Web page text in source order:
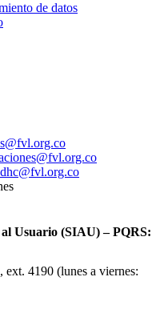
de datos
Usuario (SIAU) – PQRS:
4190 (lunes a viernes: